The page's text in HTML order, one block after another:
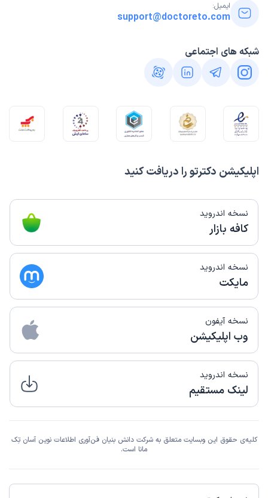
اپلیکیشن دکترتو را دریافت کنید
نسخه اندروید
کافه بازار
نسخه اندروید
مایکت
نسخه آیفون
وب اپلیکیشن
نسخه اندروید
لینک مستقیم
ایمیل:
support@doctoreto.com
شبکه های اجتماعی
کلیه‌ی حقوق این وبسایت متعلق به شرکت دانش بنیان فن‌آوری اطلاعات نوین آسان تِک
مانا است.